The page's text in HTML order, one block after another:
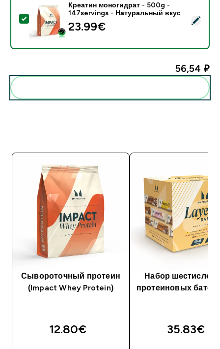
- Креатин моногидрат - 500g - 147servings -
Креатин моногидрат - 500g -
147servings - Натуральный вкус
23.99€‎
56,54 ₽‎
Сывороточный протеин
(Impact Whey Protein)
12.80€‎
Набор
протеиновых
35.83€‎